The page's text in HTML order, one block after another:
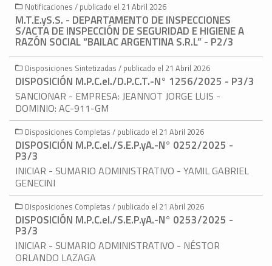
Notificaciones / publicado el 21 Abril 2026
M.T.E.yS.S. - DEPARTAMENTO DE INSPECCIONES
S/ACTA DE INSPECCIÓN DE SEGURIDAD E HIGIENE A
RAZÓN SOCIAL “BAILAC ARGENTINA S.R.L” - P2/3
Disposiciones Sintetizadas / publicado el 21 Abril 2026
DISPOSICIÓN M.P.C.eI./D.P.C.T.-N° 1256/2025 - P3/3
SANCIONAR - EMPRESA: JEANNOT JORGE LUIS -
DOMINIO: AC-911-GM
Disposiciones Completas / publicado el 21 Abril 2026
DISPOSICIÓN M.P.C.eI./S.E.P.yA.-N° 0252/2025 -
P3/3
INICIAR - SUMARIO ADMINISTRATIVO - YAMIL GABRIEL
GENECINI
Disposiciones Completas / publicado el 21 Abril 2026
DISPOSICIÓN M.P.C.eI./S.E.P.yA.-N° 0253/2025 -
P3/3
INICIAR - SUMARIO ADMINISTRATIVO - NÉSTOR
ORLANDO LAZAGA